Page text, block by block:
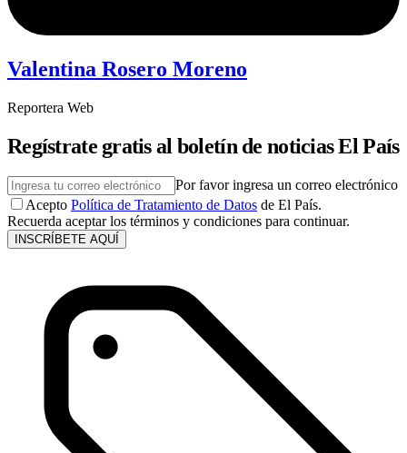
Valentina Rosero Moreno
Reportera Web
Regístrate gratis al boletín de noticias El País
Por favor ingresa un correo electrónico
Acepto Política de Tratamiento de Datos de El País.
Recuerda aceptar los términos y condiciones para continuar.
INSCRÍBETE AQUÍ